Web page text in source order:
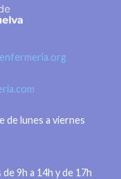
de lunes a viernes
9h a 14h y de 17h